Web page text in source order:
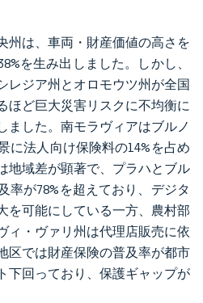
州は、車両・財産価値の高さを
を生み出しました。しかし、
レジア州とオロモウツ州が全国
ほど巨大災害リスクに不均衡に
ました。南モラヴィアはブルノ
に法人向け保険料の14%を占め
地域差が顕著で、プラハとブル
率が78%を超えており、デジタ
を可能にしている一方、農村部
ィ・ヴァリ州は代理店販売に依
区では財産保険の普及率が都市
下回っており、保護ギャップが